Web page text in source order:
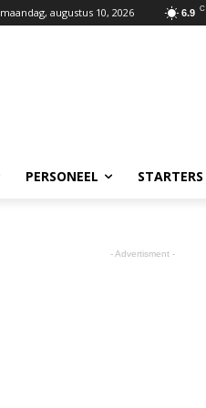
6.9 C
maandag, augustus 10, 2026
PERSONEEL STARTERS
- Advertisment -